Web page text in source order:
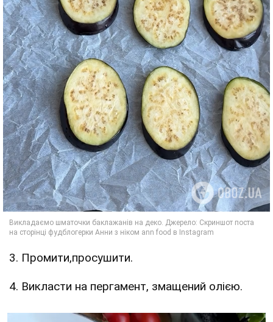
3. Промити,просушити.
4. Викласти на пергамент, змащений олією.